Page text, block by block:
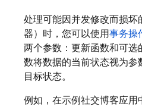
处理可能因并发修改而损
器）时，您可以使用事务操
两个参数：更新函数和可选
数将数据的当前状态视为
目标状态。
例如，在示例社交博客应